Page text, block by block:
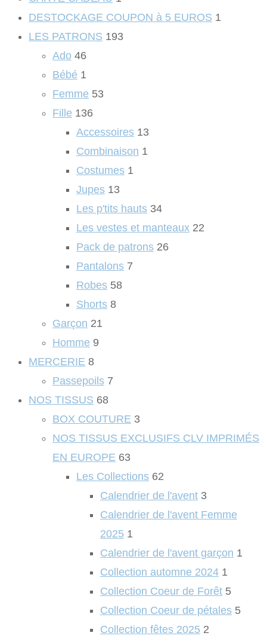
DESTOCKAGE COUPON à 5 EUROS 1
LES PATRONS 193
Ado 46
Bébé 1
Femme 53
Fille 136
Accessoires 13
Combinaison 1
Costumes 1
Jupes 13
Les p'tits hauts 34
Les vestes et manteaux 22
Pack de patrons 26
Pantalons 7
Robes 58
Shorts 8
Garçon 21
Homme 9
MERCERIE 8
Passepoils 7
NOS TISSUS 68
BOX COUTURE 3
NOS TISSUS EXCLUSIFS CLV IMPRIMÉS
EN EUROPE 63
Les Collections 62
Calendrier de l'avent 3
Calendrier de l'avent Femme
2025 1
Calendrier de l'avent garçon 1
Collection automne 2024 1
Collection Coeur de Forêt 5
Collection Coeur de pétales 5
Collection fêtes 2025 2